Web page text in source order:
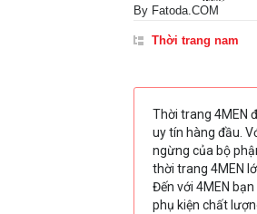
By Fatoda.COM
Thời trang nam
Thời trang 4MEN
uy tín hàng đầu.
ngừng của bộ
thời trang 4MEN
Đến với 4MEN
phụ kiện chất